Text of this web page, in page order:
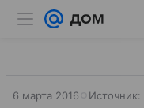
6 марта 2016 Источник: